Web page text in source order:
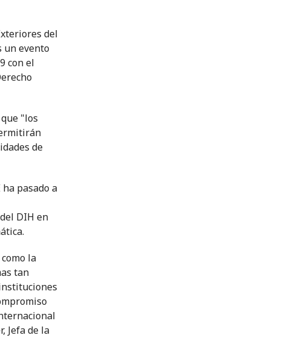
del
un evento
con el
"los
de
pasado a
DIH en
la
tan
Jefa de la